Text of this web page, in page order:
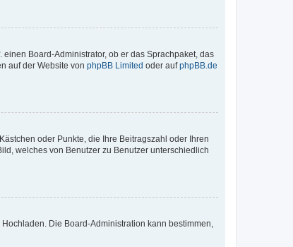
Board-Administrator, ob er das Sprachpaket, das
auf der Website von phpBB Limited oder aufphpBB.de
oder Punkte, die Ihre Beitragszahl oder Ihren
welches von Benutzer zu Benutzer unterschiedlich
Die Board-Administration kann bestimmen,